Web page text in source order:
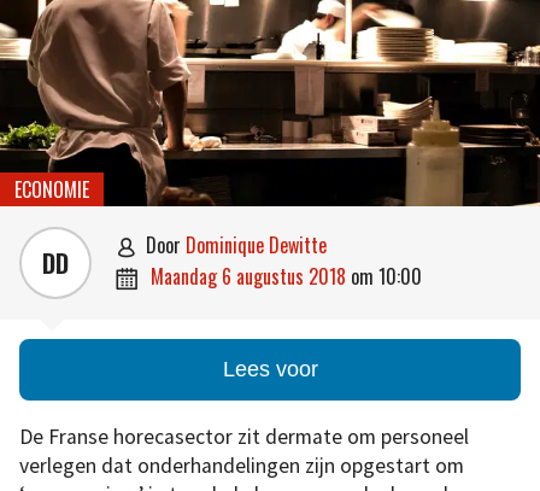
ECONOMIE
DD  door Dominique Dewitte
 maandag 6 augustus 2018 om 10:00
Lees voor
De Franse horecasector zit dermate om personeel
verlegen dat onderhandelingen zijn opgestart om